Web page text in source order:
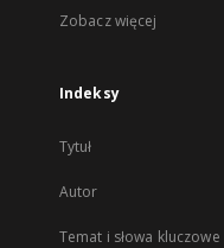
Zobacz więcej
Indeksy
Tytuł
Autor
Temat i słowa kluczowe